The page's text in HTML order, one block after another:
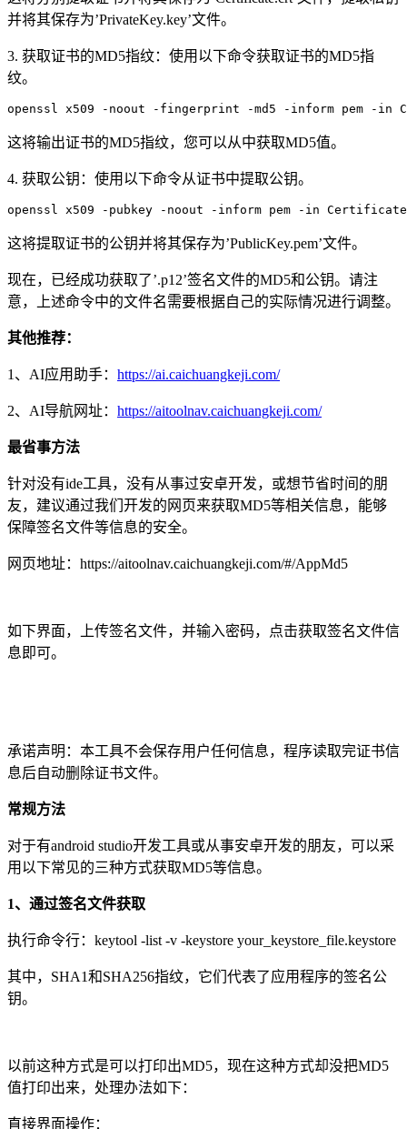
并将其保存为’PrivateKey.key’文件。
3. 获取证书的MD5指纹：使用以下命令获取证书的MD5指
纹。
openssl x509 -noout -fingerprint -md5 -inform pem -
这将输出证书的MD5指纹，您可以从中获取MD5值。
4. 获取公钥：使用以下命令从证书中提取公钥。
openssl x509 -pubkey -noout -inform pem -in
这将提取证书的公钥并将其保存为’PublicKey.pem’文件。
现在，已经成功获取了’.p12’签名文件的MD5和公钥。请注
意，上述命令中的文件名需要根据自己的实际情况进行调整。
其他推荐：
1、AI应用助手： https://ai.caichuangkeji.com/
2、AI导航网址： https://aitoolnav.caichuangkeji.com/
最省事方法
针对没有ide工具，没有从事过安卓开发，或想节省时间的朋
友，建议通过我们开发的网页来获取MD5等相关信息，能够
保障签名文件等信息的安全。
网页地址：https://aitoolnav.caichuangkeji.com/#/AppMd5
如下界面，上传签名文件，并输入密码，点击获取签名文件信
息即可。
承诺声明：本工具不会保存用户任何信息，程序读取完证书信
息后自动删除证书文件。
常规方法
对于有android studio开发工具或从事安卓开发的朋友，可以采
用以下常见的三种方式获取MD5等信息。
1、通过签名文件获取
执行命令行：keytool -list -v -keystore your_keystore_file.keystore
其中，SHA1和SHA256指纹，它们代表了应用程序的签名公
钥。
以前这种方式是可以打印出MD5，现在这种方式却没把MD5
值打印出来，处理办法如下：
直接界面操作：